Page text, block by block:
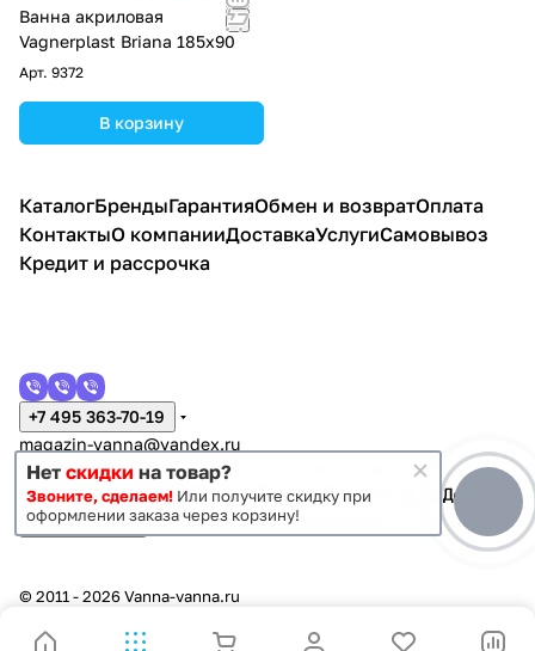
Ванна акриловая
Vagnerplast Briana 185х90
Арт. 9372
В корзину
КаталогБрендыГарантияОбмен и возвратОплата
КонтактыО компанииДоставкаУслугиСамовывоз
Кредит и рассрочка
+7 495 363-70-19
magazin-vanna@yandex.ru
г. Москва, Митино, улица Пятницкое шоссе 47
Темная тема Конфиденциальность
© 2011 - 2026 Vanna-vanna.ru
Нет скидки на товар?
Звоните, сделаем! Или получите скидку при
оформлении заказа через корзину!